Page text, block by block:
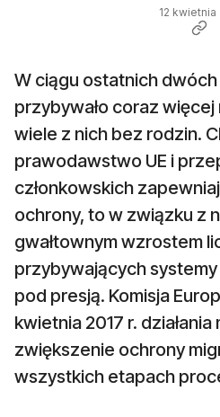
12 kwietnia
W ciągu ostatnich dwóch
przybywało coraz
wiele z nich bez rodzin.
prawodawstwo UE i
członkowskich
ochrony, to w związku z
gwałtownym wzrostem
przybywających systemy
pod presją. Komisja
kwietnia 2017 r.
zwiększenie ochrony
wszystkich etapach